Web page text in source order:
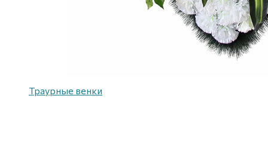
Траурные венки